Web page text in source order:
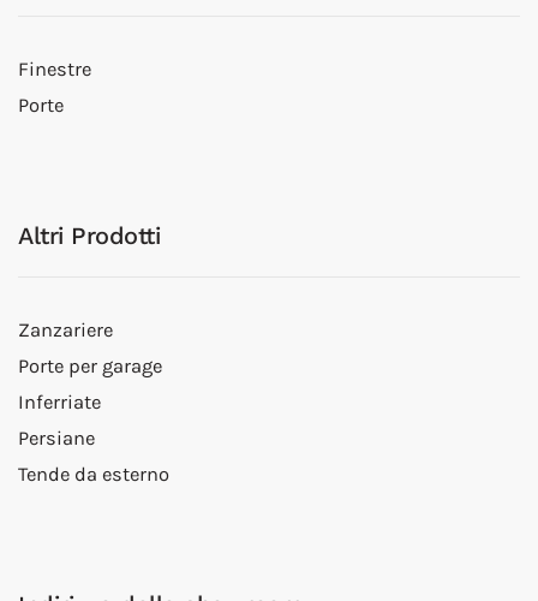
Finestre
Porte
Altri Prodotti
Zanzariere
Porte per garage
Inferriate
Persiane
Tende da esterno